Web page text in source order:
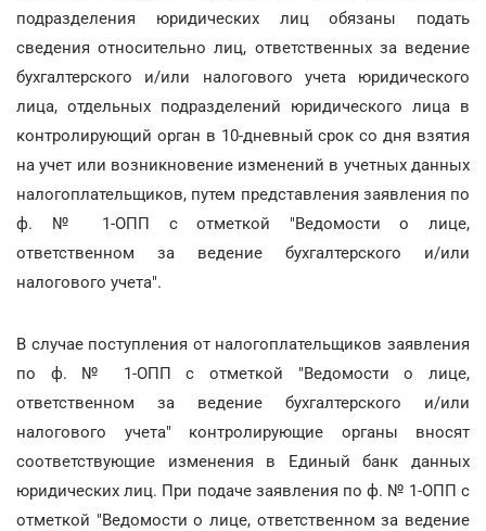
подразделения юридических лиц обязаны подать
сведения относительно лиц, ответственных за ведение
бухгалтерского и/или налогового учета юридического
лица, отдельных подразделений юридического лица в
контролирующий орган в 10-дневный срок со дня взятия
на учет или возникновение изменений в учетных данных
налогоплательщиков, путем представления заявления по
ф. № 1-ОПП с отметкой "Ведомости о лице,
ответственном за ведение бухгалтерского и/или
налогового учета".
В случае поступления от налогоплательщиков заявления
по ф. № 1-ОПП с отметкой "Ведомости о лице,
ответственном за ведение бухгалтерского и/или
налогового учета" контролирующие органы вносят
соответствующие изменения в Единый банк данных
юридических лиц. При подаче заявления по ф. № 1-ОПП с
отметкой "Ведомости о лице, ответственном за ведение